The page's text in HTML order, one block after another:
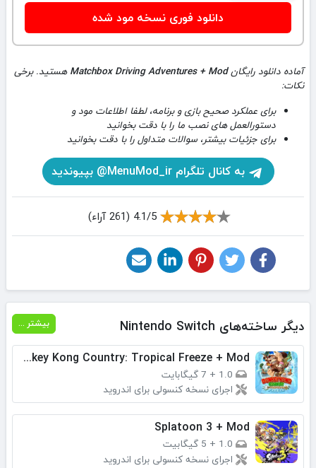
دانلود فوری نسخه مود شده
آماده دانلود رایگانMatchbox Driving Adventures + Mod هستید. برخی
نکات:
برای عملکرد صحیح بازی و برنامه، لطفا اطلاعات مود و
دستورالعمل های نصب ما را با دقت بخوانید
برای جزئیات بیشتر، سوالات متداول را با دقت بخوانید
به کانال تلگرام MenuMod_ir@ بپیوندید
4.1/5 (261 آراء)
دیگر ساخته‌های Nintendo Switch بیشتر ...
Donkey Kong Country: Tropical Freeze + Mod
1.0
+ 7 گیگابایت
اجرای نسخه کنسولی برای اندروید
Splatoon 3 + Mod
1.0
+ 5 گیگابیت
اجرای نسخه کنسولی برای اندروید